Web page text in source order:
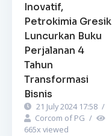
Inovatif,
Petrokimia Gresik
Luncurkan Buku
Perjalanan 4
Tahun
Transformasi
Bisnis
21 July 2024 17:58 /
Corcom of PG /
665x viewed